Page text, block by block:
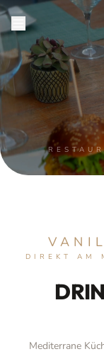
DIREKT AM
Mediterrane